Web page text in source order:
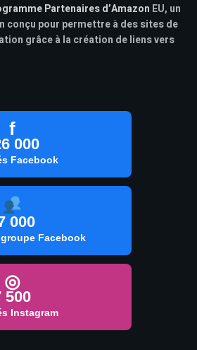
Partenaires d’Amazon EU, un
conçu pour permettre à des sites de
grâce à la création de liens vers
f
000
Facebook
000
Facebook
◎
500
Instagram